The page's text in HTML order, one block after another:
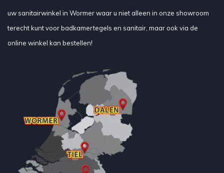
uw sanitairwinkel in Wormer waar u niet alleen in onze showroom
terecht kunt voor badkamertegels en sanitair, maar ook via de
online winkel kan bestellen!